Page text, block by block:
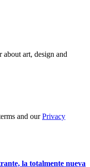
about art, design and
and ourPrivacy
la totalmente nueva